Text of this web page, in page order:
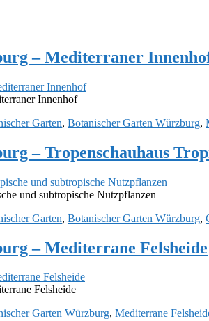
– Mediterraner
Innenhof
Garten, Botanischer Garten Würzburg,
– Tropenschauhaus
und subtropische Nutzpflanzen
Garten, Botanischer Garten Würzburg,
– Mediterrane Felsheide
Felsheide
Garten Würzburg, Mediterrane